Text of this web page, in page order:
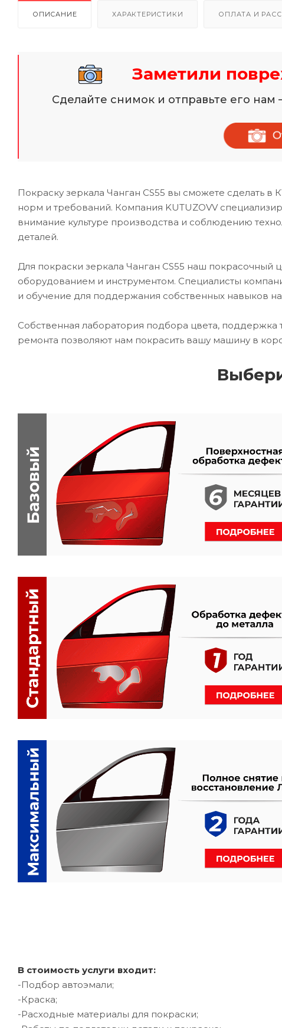
ОПИСАНИЕ ХАРАКТЕРИСТИКИ ОПЛАТА И
Заметили
Сделайте снимок и отправьте его
Покраску зеркала Чанган CS55 вы сможете сделать
норм и требований. Компания KUTUZOVV
внимание культуре производства и соблюдению
деталей.
Для покраски зеркала Чанган CS55 наш
оборудованием и инструментом. Специалисты
и обучение для поддержания собственных навыков
Собственная лаборатория подбора цвета, поддержка
ремонта позволяют нам покрасить вашу машину в
В стоимость услуги входит:
-Подбор автоэмали;
-Краска;
-Расходные материалы для покраски;